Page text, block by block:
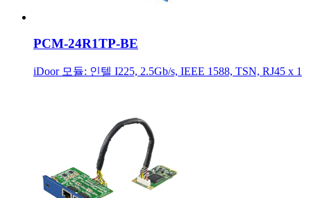
PCM-24R1TP-BE
iDoor 모듈: 인텔 I225, 2.5Gb/s, IEEE 1588, TSN, RJ45 x 1